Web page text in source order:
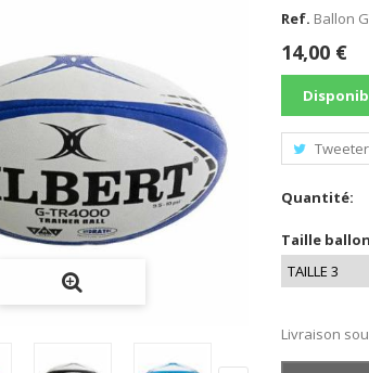
Ref. Ballon
14,00 €
Tweeter
Quantité:
Taille
Livraison